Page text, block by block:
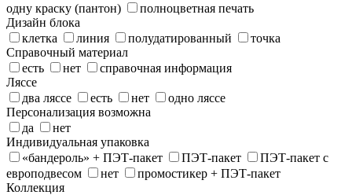
одну краску (пантон)
полноцветная печать
Дизайн блока
клетка
линия полудатированный
точка
Справочный материал
есть
нет
справочная информация
Ляссе
два ляссе
есть нет
одно ляссе
Персонализация возможна
да
нет
Индивидуальная упаковка
«бандероль» + ПЭТ-пакет
ПЭТ-пакет
ПЭТ-пакет с
европодвесом
нет
промостикер + ПЭТ-пакет
Коллекция